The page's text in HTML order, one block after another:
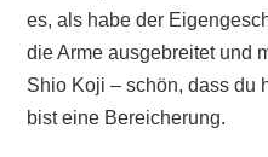
es, als habe der
die Arme ausgebreitet und
Shio Koji – schön, dass du
bist eine Bereicherung.